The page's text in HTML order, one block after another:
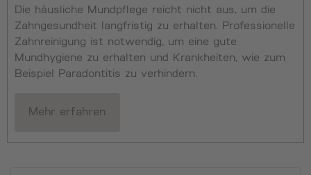
Die häusliche Mundpflege reicht nicht aus, um die
Zahngesundheit langfristig zu erhalten. Professionelle
Zahnreinigung ist notwendig, um eine gute
Mundhygiene zu erhalten und Krankheiten, wie zum
Beispiel Paradontitis zu verhindern.
Mehr erfahren